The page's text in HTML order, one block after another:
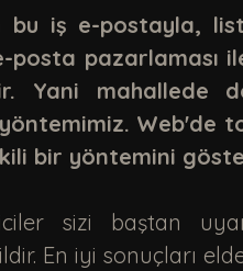
bu iş e-postayla,
pazarlaması
Yani mahallede
Web'de
bir yöntemini
En iyi sonuçları elde